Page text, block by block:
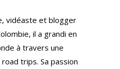
vidéaste et blogger
il a grandi en
à travers une
trips. Sa passion